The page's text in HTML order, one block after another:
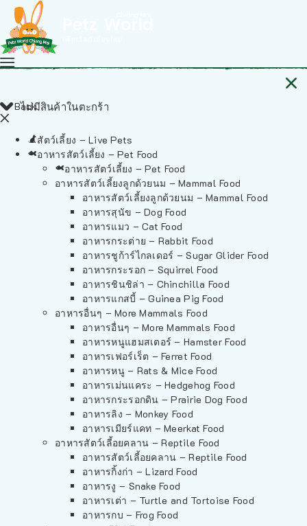
ไม่มีสินค้าในตะกร้า
Back
สัตว์เลี้ยง – Live Pets
อาหารสัตว์เลี้ยง – Pet Food
อาหารสัตว์เลี้ยง – Pet Food
อาหารสัตว์เลี้ยงลูกด้วยนม – Mammal Food
อาหารสัตว์เลี้ยงลูกด้วยนม – Mammal Food
อาหารสุนัข – Dog Food
อาหารแมว – Cat Food
อาหารกระต่าย – Rabbit Food
อาหารชูก้าร์ไกลเดอร์ – Sugar Glider Food
อาหารกระรอก – Squirrel Food
อาหารชินชิล่า – Chinchilla Food
อาหารแกสบี้ – Guinea Pig Food
อาหารอื่นๆ – More Mammals Food
อาหารอื่นๆ – More Mammals Food
อาหารหนูแฮมสเตอร์ – Hamster Food
อาหารเฟอร์เร็ต – Ferret Food
อาหารหนู – Rats & Mice Food
อาหารเม่นแคระ – Hedgehog Food
อาหารกระรอกดิน – Prairie Dog Food
อาหารลิง – Monkey Food
อาหารเมียร์แคท – Meerkat Food
อาหารสัตว์เลี้อยคลาน – Reptile Food
อาหารสัตว์เลี้อยคลาน – Reptile Food
อาหารกิ้งก่า – Lizard Food
อาหารงู – Snake Food
อาหารเต่า – Turtle and Tortoise Food
อาหารกบ – Frog Food